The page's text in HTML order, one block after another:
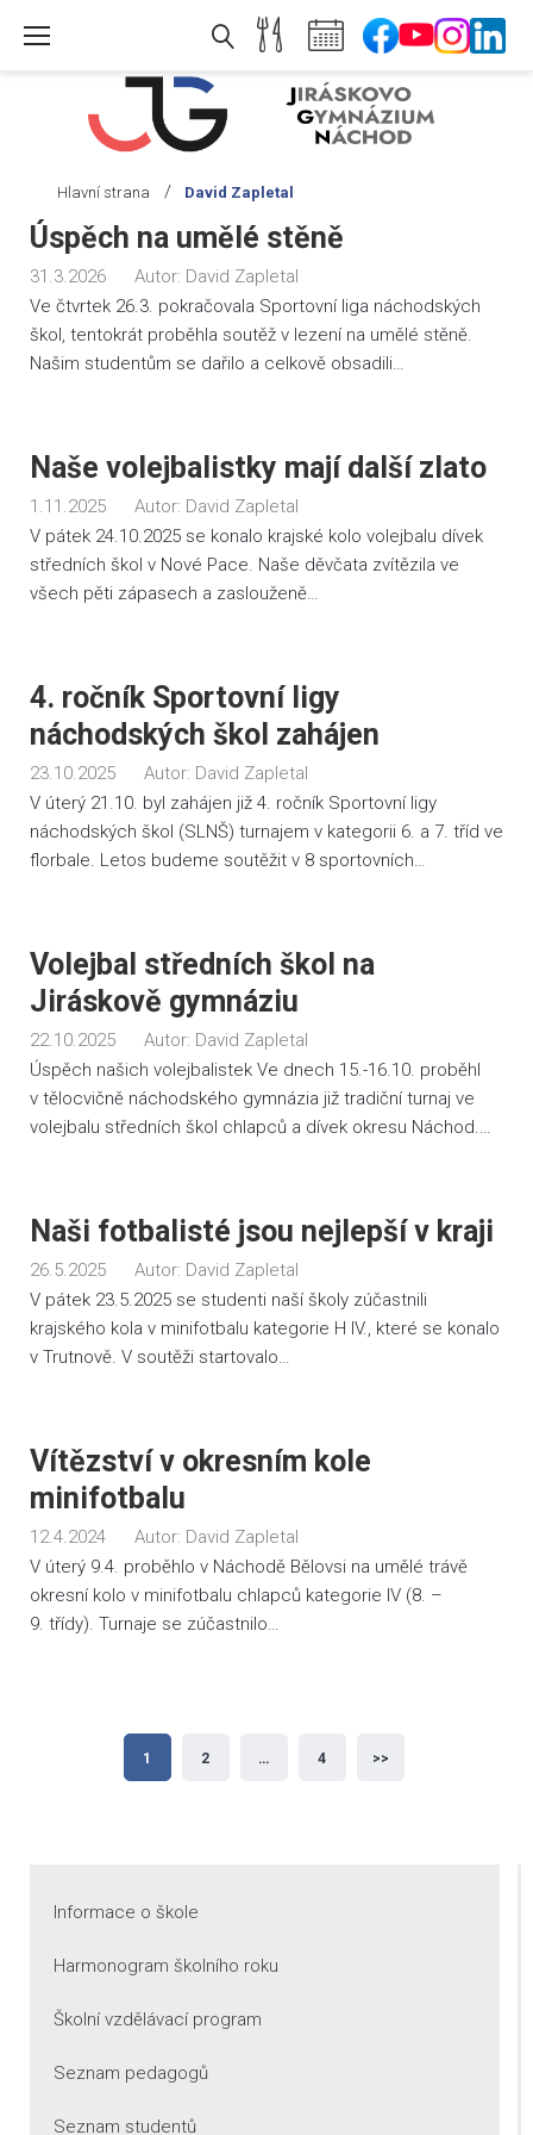
Hlavní strana / David Zapletal
Autor:
David
Zapletal
Úspěch na umělé stěně
31.3.2026 Autor: David Zapletal
Ve čtvrtek 26.3. pokračovala Sportovní liga náchodských
škol, tentokrát proběhla soutěž v lezení na umělé stěně.
Našim studentům se dařilo a celkově obsadili…
Naše volejbalistky mají další zlato
1.11.2025 Autor: David Zapletal
V pátek 24.10.2025 se konalo krajské kolo volejbalu dívek
středních škol v Nové Pace. Naše děvčata zvítězila ve
všech pěti zápasech a zaslouženě…
4. ročník Sportovní ligy
náchodských škol zahájen
23.10.2025 Autor: David Zapletal
V úterý 21.10. byl zahájen již 4. ročník Sportovní ligy
náchodských škol (SLNŠ) turnajem v kategorii 6. a 7. tříd ve
florbale. Letos budeme soutěžit v 8 sportovních…
Volejbal středních škol na
Jiráskově gymnáziu
22.10.2025 Autor: David Zapletal
Úspěch našich volejbalistek Ve dnech 15.-16.10. proběhl
v tělocvičně náchodského gymnázia již tradiční turnaj ve
volejbalu středních škol chlapců a dívek okresu Náchod.…
Naši fotbalisté jsou nejlepší v kraji
26.5.2025 Autor: David Zapletal
V pátek 23.5.2025 se studenti naší školy zúčastnili
krajského kola v minifotbalu kategorie H IV., které se konalo
v Trutnově. V soutěži startovalo…
Vítězství v okresním kole
minifotbalu
12.4.2024 Autor: David Zapletal
V úterý 9.4. proběhlo v Náchodě Bělovsi na umělé trávě
okresní kolo v minifotbalu chlapců kategorie IV (8. –
9. třídy). Turnaje se zúčastnilo…
Stránkování
příspěvků
1 2 … 4 >>
Informace o škole
Harmonogram školního roku
Školní vzdělávací program
Seznam pedagogů
Seznam studentů